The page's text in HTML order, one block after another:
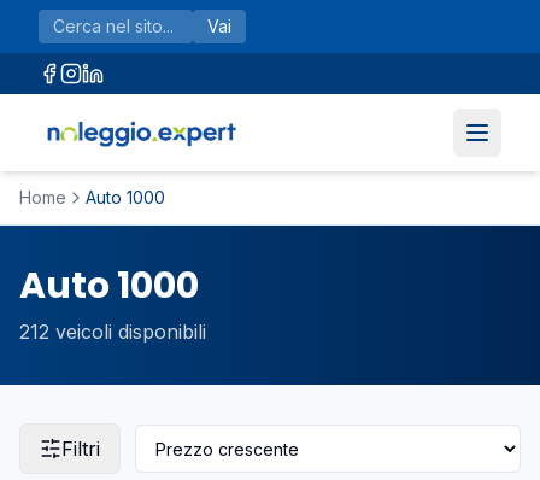
Vai al contenuto principale
Vai
Home Auto 1000
Auto 1000
212 veicoli disponibili
Filtri